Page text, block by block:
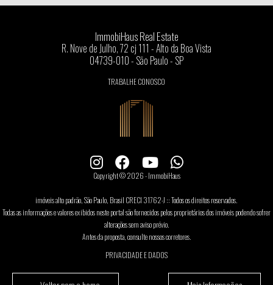
ImmobiHaus Real Estate
R. Nove de Julho, 72 cj 111 - Alto da Boa Vista
04739-010 - São Paulo - SP
TRABALHE CONOSCO
Copyright © 2026 - ImmobiHaus
imóveis alto padrão, São Paulo, Brasil CRECI 31762-J :: Todos os direitos reservados.
Todas as informações e valores exibidos neste portal são fornecidos pelos proprietários dos imóveis podendo sofrer
alterações sem aviso prévio.
Antes da proposta, consulte nossos corretores.
PRIVACIDADE E DADOS